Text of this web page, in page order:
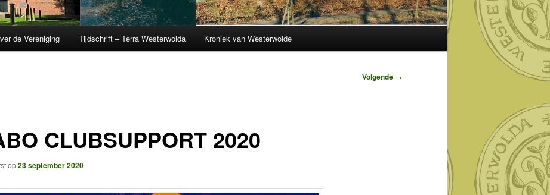
de Vereniging Tijdschrift – Terra Westerwolda Kroniek van Westerwolde
Volgende →
CLUBSUPPORT 2020
op23 september 2020